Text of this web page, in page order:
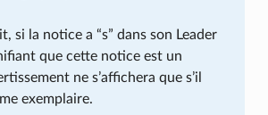
si la notice a “s” dans son Leader
que cette notice est un
ne s’affichera que s’il
exemplaire.